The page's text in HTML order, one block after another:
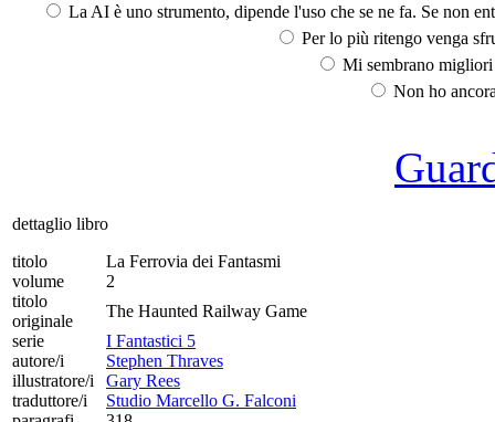
La AI è uno strumento, dipende l'uso che se ne fa. Se non
Per lo più ritengo venga
Mi sembrano
Non ho
dettaglio libro
titolo
La Ferrovia dei Fantasmi
volume
2
titolo
originale
The Haunted Railway Game
serie
I Fantastici 5
autore/i
Stephen Thraves
illustratore/i
Gary Rees
traduttore/i
Studio Marcello G. Falconi